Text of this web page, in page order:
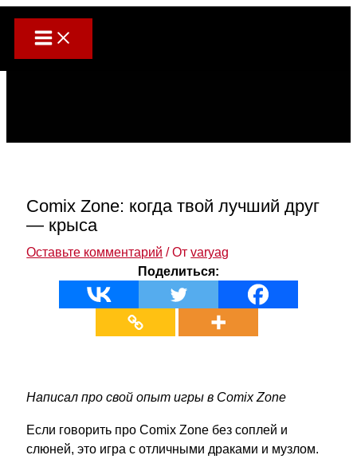
Перейти
Main
Menu
Comix Zone: когда твой лучший друг
— крыса
Оставьте комментарий / Отvaryag
Поделиться:
Написал про свой опыт игры в Comix Zone
Если говорить про Comix Zone без соплей и
слюней, это игра с отличными драками и музлом.